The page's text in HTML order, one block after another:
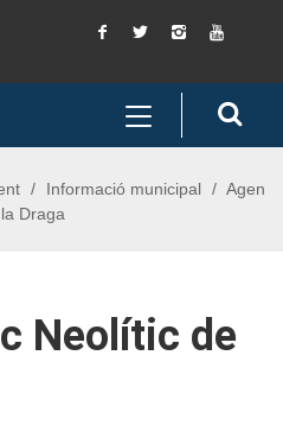
Facebook
Twitter Instagram
Toggle
navigation
Informació municipal
Agen
Draga
Neolític de